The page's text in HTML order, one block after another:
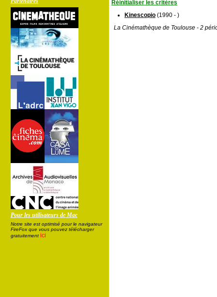
Pour les utilisateurs de Mac
Notre site est optimisé pour le navigateur
FireFox que vous pouvez télécharger
gratuitement ici
Réinitialiser les critères
Kinescopio (1990 - )
La Cinémathèque de Toulouse - 2